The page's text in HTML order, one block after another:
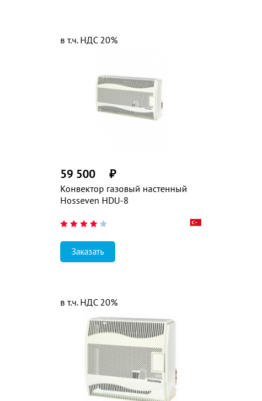
Конвектор газовый настенный
Hosseven HDU-8
59 500 ₽
в т.ч. НДС 20%
Заказать
в т.ч. НДС 20%